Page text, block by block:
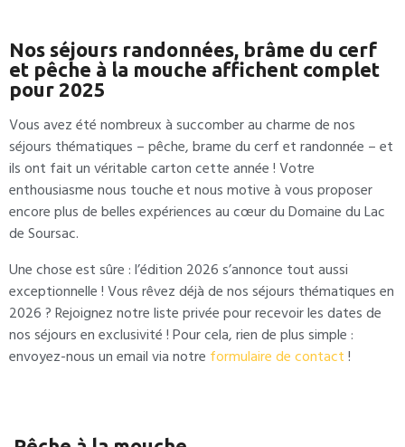
Nos séjours randonnées, brâme du cerf
et pêche à la mouche affichent complet
pour 2025
Vous avez été nombreux à succomber au charme de nos
séjours thématiques – pêche, brame du cerf et randonnée – et
ils ont fait un véritable carton cette année ! Votre
enthousiasme nous touche et nous motive à vous proposer
encore plus de belles expériences au cœur du Domaine du Lac
de Soursac.
Une chose est sûre : l’édition 2026 s’annonce tout aussi
exceptionnelle ! Vous rêvez déjà de nos séjours thématiques en
2026 ? Rejoignez notre liste privée pour recevoir les dates de
nos séjours en exclusivité ! Pour cela, rien de plus simple :
envoyez-nous un email via notre formulaire de contact!